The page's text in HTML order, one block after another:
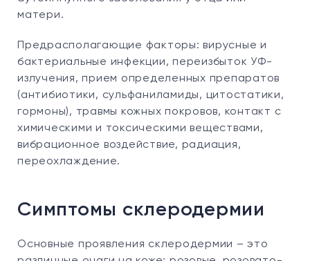
матери.
Предрасполагающие факторы: вирусные и
бактериальные инфекции, переизбыток УФ-
излучения, прием определенных препаратов
(антибиотики, сульфаниламиды, цитостатики,
гормоны), травмы кожных покровов, контакт с
химическими и токсическими веществами,
вибрационное воздействие, радиация,
переохлаждение.
Симптомы склеродермии
Основные проявления склеродермии – это